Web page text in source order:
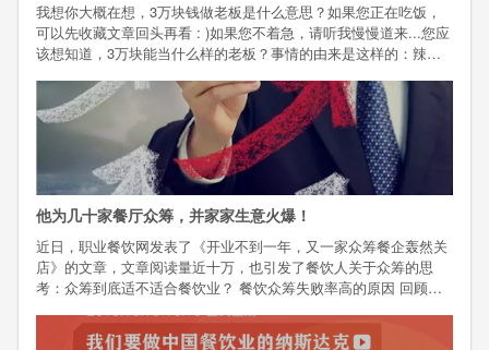
我想你大概在想，3万块钱做老板是什么意思？如果您正在吃饭，
可以先收藏文章回头再看 : )如果您不着急，请听我慢慢道来...您应
该想知道，3万块能当什么样的老板？事情的由来是这样的：辣尚
作，为新店寻找股东。我们想找到50个喜爱辣尚瘾的朋友，共同
他为几十家餐厅众筹，并家家生意火爆！
近日，职业餐饮网发表了《开业不到一年，又一家众筹餐企轰然关
店》的文章，文章阅读量近十万，也引发了餐饮人关于众筹的思
考：众筹到底适不适合餐饮业？ 餐饮众筹失败率高的原因 回顾一
以本身就面临巨大风险，究其原因，有以下三大问题：1、项目不